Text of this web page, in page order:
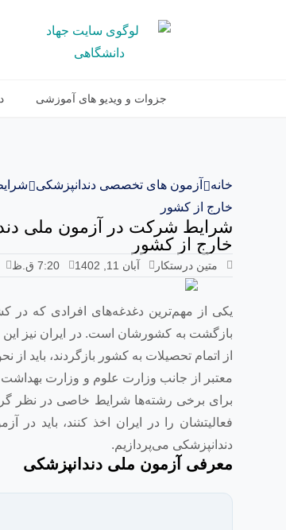
جزوات و ویدیو های آموزشی
خانه آزمون های تخصصی دندانپزشکی
خارج از کشور
شرایط شرکت در آزمون ملی
خارج از کشور
متین درستکار آبان 11, 1402 7:20 ق.ظ
یکی از مهم‌ترین دغدغه‌های افرادی که در
بازگشت به کشورشان است. در ایران نیز این
از اتمام تحصیلات به کشور بازگردند،
معتبر از جانب وزارت علوم و وزارت
برای برخی رشته‌ها شرایط خاصی در نظر
فعالیتشان را در ایران اخذ کنند، باید
دندانپزشکی می‌پردازیم.
معرفی آزمون ملی دندانپزشکی